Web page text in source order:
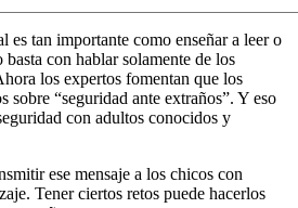
es tan importante como enseñar a leer o
con hablar solamente de los
los expertos fomentan que los
sobre “seguridad ante extraños”. Y eso
con adultos conocidos y
ese mensaje a los chicos con
Tener ciertos retos puede hacerlos